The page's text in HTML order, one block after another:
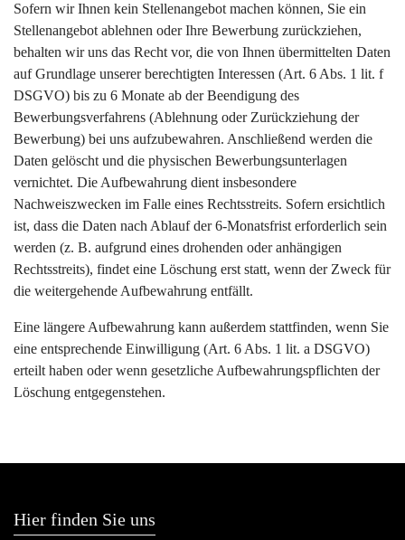
Sofern wir Ihnen kein Stellenangebot machen können, Sie ein
Stellenangebot ablehnen oder Ihre Bewerbung zurückziehen,
behalten wir uns das Recht vor, die von Ihnen übermittelten Daten
auf Grundlage unserer berechtigten Interessen (Art. 6 Abs. 1 lit. f
DSGVO) bis zu 6 Monate ab der Beendigung des
Bewerbungsverfahrens (Ablehnung oder Zurückziehung der
Bewerbung) bei uns aufzubewahren. Anschließend werden die
Daten gelöscht und die physischen Bewerbungsunterlagen
vernichtet. Die Aufbewahrung dient insbesondere
Nachweiszwecken im Falle eines Rechtsstreits. Sofern ersichtlich
ist, dass die Daten nach Ablauf der 6-Monatsfrist erforderlich sein
werden (z. B. aufgrund eines drohenden oder anhängigen
Rechtsstreits), findet eine Löschung erst statt, wenn der Zweck für
die weitergehende Aufbewahrung entfällt.
Eine längere Aufbewahrung kann außerdem stattfinden, wenn Sie
eine entsprechende Einwilligung (Art. 6 Abs. 1 lit. a DSGVO)
erteilt haben oder wenn gesetzliche Aufbewahrungspflichten der
Löschung entgegenstehen.
Hier finden Sie uns